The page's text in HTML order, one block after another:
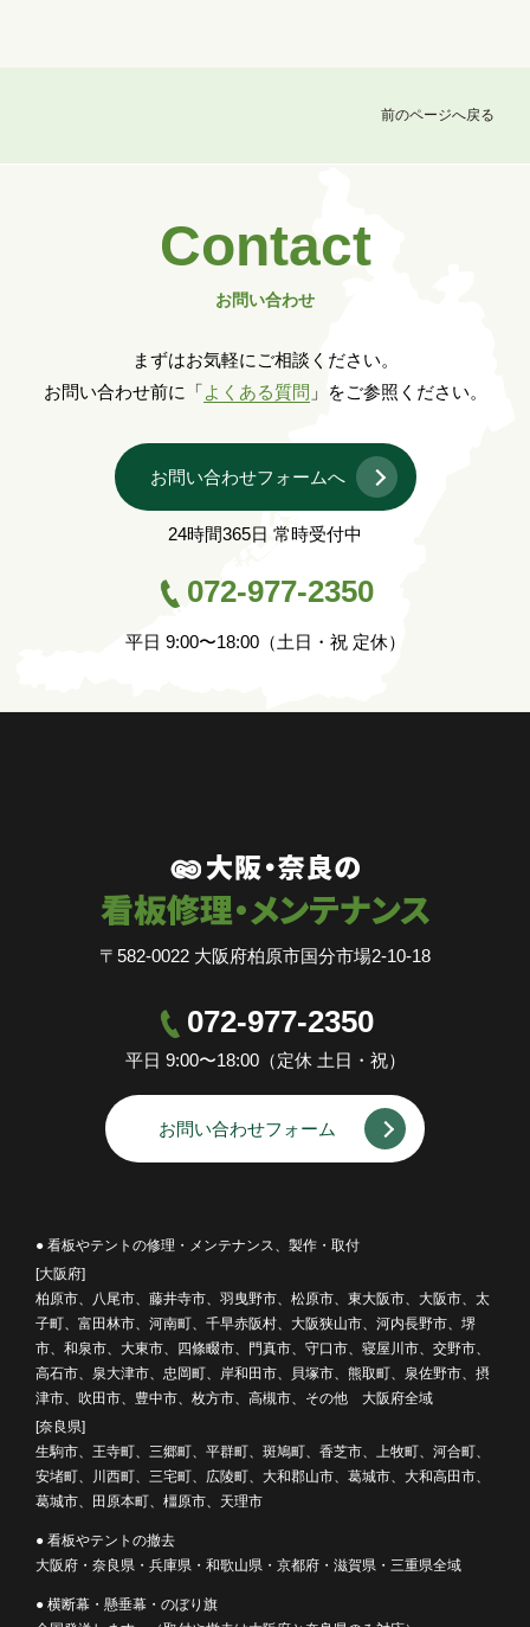
前のページへ戻る
Contact
お問い合わせ
まずはお気軽にご相談ください。
お問い合わせ前に「よくある質問 」をご参照ください。
お問い合わせフォームへ
24時間365日 常時受付中
072-977-2350
平日 9:00〜18:00（土日・祝 定休）
〒582-0022 大阪府柏原市国分市場2-10-18
072-977-2350
平日 9:00〜18:00（定休 土日・祝）
お問い合わせフォーム
● 看板やテントの修理・メンテナンス、製作・取付
[大阪府]
柏原市、八尾市、藤井寺市、羽曳野市、松原市、東大阪市、大阪市、太
子町、富田林市、河南町、千早赤阪村、大阪狭山市、河内長野市、堺
市、和泉市、大東市、四條畷市、門真市、守口市、寝屋川市、交野市、
高石市、泉大津市、忠岡町、岸和田市、貝塚市、熊取町、泉佐野市、摂
津市、吹田市、豊中市、枚方市、高槻市、その他 大阪府全域
[奈良県]
生駒市、王寺町、三郷町、平群町、斑鳩町、香芝市、上牧町、河合町、
安堵町、川西町、三宅町、広陵町、大和郡山市、葛城市、大和高田市、
葛城市、田原本町、橿原市、天理市
● 看板やテントの撤去
大阪府・奈良県・兵庫県・和歌山県・京都府・滋賀県・三重県全域
● 横断幕・懸垂幕・のぼり旗